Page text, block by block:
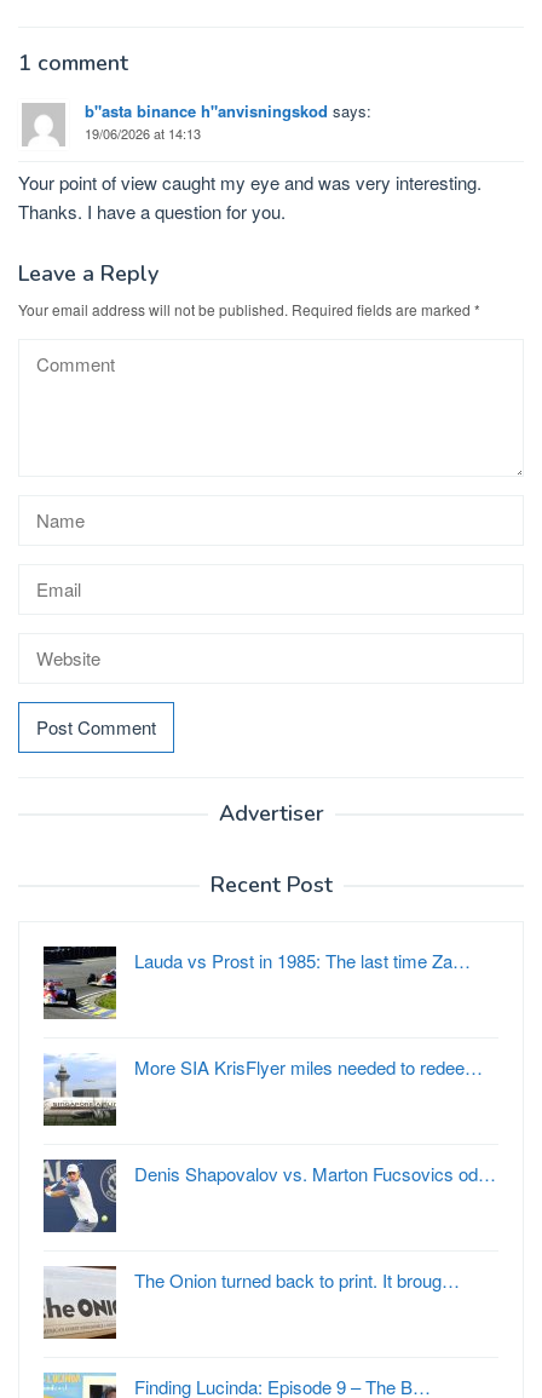
1 comment
b"asta binance h"anvisningskod says:
19/06/2026 at 14:13
Your point of view caught my eye and was very interesting.
Thanks. I have a question for you.
Leave a Reply
Your email address will not be published. Required fields are marked *
Advertiser
Recent Post
Lauda vs Prost in 1985: The last time Za…
More SIA KrisFlyer miles needed to redee…
Denis Shapovalov vs. Marton Fucsovics od…
The Onion turned back to print. It broug…
Finding Lucinda: Episode 9 – The B…